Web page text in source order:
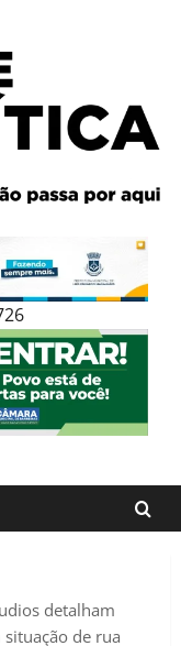
detalham
de rua